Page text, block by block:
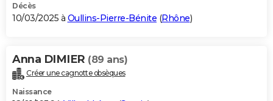
Décès
10/03/2025 à Oullins-Pierre-Bénite (Rhône)
Anna DIMIER (89 ans)
Créer une cagnotte obsèques
Naissance